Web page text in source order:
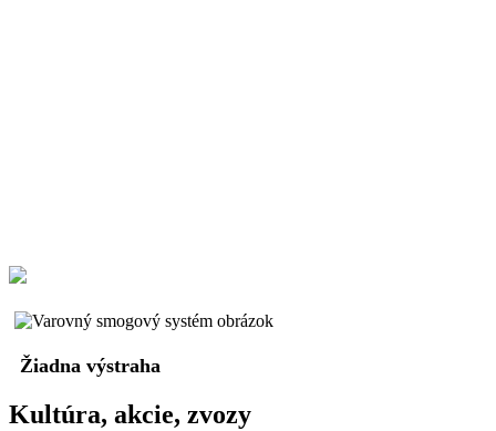
Žiadna výstraha
Kultúra, akcie, zvozy